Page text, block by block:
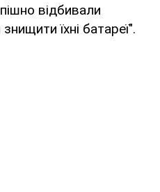
відбивали
їхні батареї".